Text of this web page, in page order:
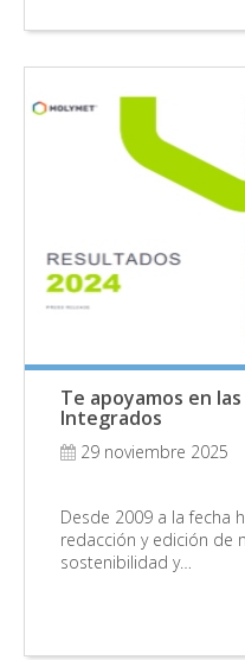
Te apoyamos en
Integrados
29 noviembre 2025
Desde 2009 a la fecha
redacción y edición de
sostenibilidad y…